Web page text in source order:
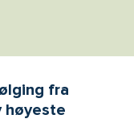
fra
høyeste